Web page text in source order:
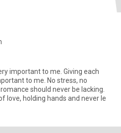
important to me. Giving each
to me. No stress, no
should never be lacking.
love, holding hands and never le